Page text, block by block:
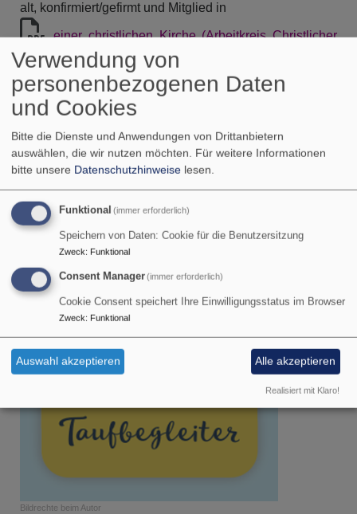
alt, konfirmiert/gefirmt und Mitglied in
einer christlichen Kirche (Arbeitkreis Christlicher
Kirchen)
ist.
Wenn Sie weitere Anregungen zum Thema Taufe
suchen, probieren Sie doch die neue Taufbegleiter App
aus:
Bildrechte beim Autor
Verwendung von
personenbezogenen Daten
und Cookies
Bitte die Dienste und Anwendungen von Drittanbietern
auswählen, die wir nutzen möchten. Für weitere Informationen
bitte unsere Datenschutzhinweise lesen.
Funktional (immer erforderlich)
Speichern von Daten: Cookie für die Benutzersitzung
Zweck: Funktional
Consent Manager(immer erforderlich)
Cookie Consent speichert Ihre Einwilligungsstatus im Browser
Zweck: Funktional
Auswahl akzeptieren Alle akzeptieren
Realisiert mit Klaro!